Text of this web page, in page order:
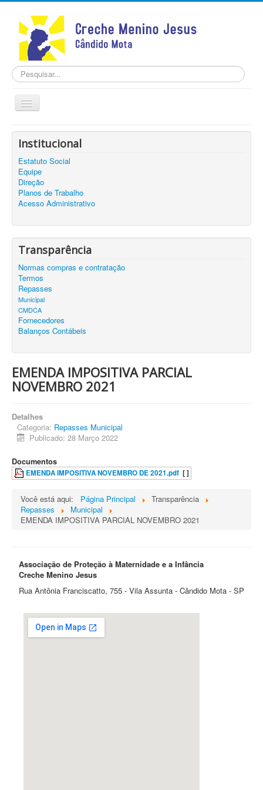
Pesquisar...
Alternar
Navegação
Home
INSTITUCIONAL
TRANSPARÊNCIA
Notícias
Contato
Institucional
Estatuto Social
Equipe
Direção
Planos de Trabalho
Acesso Administrativo
Transparência
Normas compras e contratação
Termos
Repasses
Municipal
CMDCA
Fornecedores
Balanços Contábeis
EMENDA IMPOSITIVA PARCIAL
NOVEMBRO 2021
Detalhes
Categoria: Repasses Municipal
Publicado: 28 Março 2022
Documentos
EMENDA IMPOSITIVA NOVEMBRO DE 2021.pdf [ ]
Você está aqui: Página Principal
Transparência
Repasses
Municipal
EMENDA IMPOSITIVA PARCIAL NOVEMBRO 2021
Associação de Proteção à Maternidade e a Infância
Creche Menino Jesus
Rua Antônia Franciscatto, 755 - Vila Assunta - Cândido Mota - SP